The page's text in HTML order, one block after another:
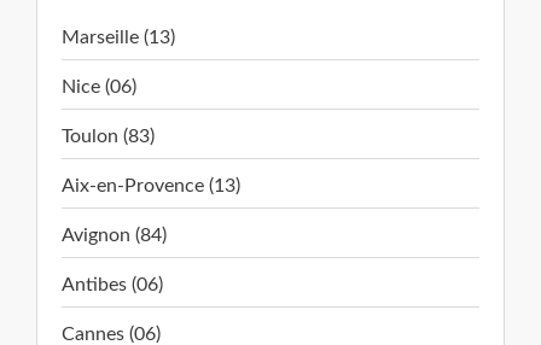
Marseille (13)
Nice (06)
Toulon (83)
Aix-en-Provence (13)
Avignon (84)
Antibes (06)
Cannes (06)